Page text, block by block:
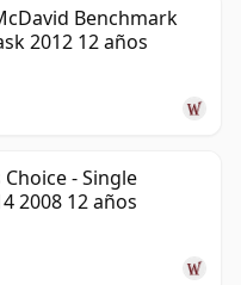
Benchmark
2012 12 años
- Single
2008 12 años